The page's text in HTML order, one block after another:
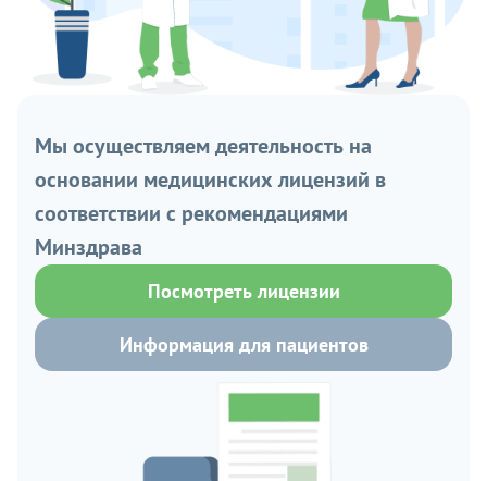
Мы осуществляем деятельность на
основании медицинских лицензий в
соответствии с рекомендациями
Минздрава
Посмотреть лицензии
Информация для пациентов